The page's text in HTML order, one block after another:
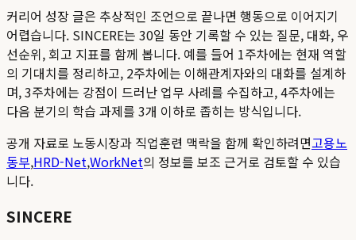
커리어 성장 글은 추상적인 조언으로 끝나면 행동으로 이어지기
어렵습니다. SINCERE는 30일 동안 기록할 수 있는 질문, 대화, 우
선순위, 회고 지표를 함께 봅니다. 예를 들어 1주차에는 현재 역할
의 기대치를 정리하고, 2주차에는 이해관계자와의 대화를 설계하
며, 3주차에는 강점이 드러난 업무 사례를 수집하고, 4주차에는
다음 분기의 학습 과제를 3개 이하로 좁히는 방식입니다.
공개 자료로 노동시장과 직업훈련 맥락을 함께 확인하려면고용노
동부,HRD-Net,WorkNet의 정보를 보조 근거로 검토할 수 있습
니다.
SINCERE